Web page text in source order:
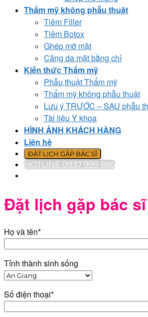
Thẩm mỹ không phẫu thuật
Tiêm Filler
Tiêm Botox
Ghép mỡ mặt
Căng da mặt bằng chỉ
Kiến thức Thẩm mỹ
Phẫu thuật Thẩm mỹ
Thẩm mỹ không phẫu thuật
Lưu ý TRƯỚC – SAU phẫu
Tài liệu Y khoa
HÌNH ẢNH KHÁCH HÀNG
Liên hệ
ĐẶT LỊCH GẶP BÁC SĨ
HOTLINE 0937 999 885
Đặt lịch gặp bác
Họ và tên*
Tỉnh thành sinh sống
Số điện thoại*